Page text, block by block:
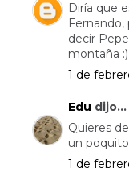
Diría que
Fernando,
decir
montaña :)
1 de
Edu dijo...
Quieres
un
1 de